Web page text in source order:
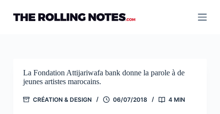
contenu
La Fondation Attijariwafa bank donne la parole à de
jeunes artistes marocains.
CRÉATION & DESIGN 06/07/2018 4 MIN